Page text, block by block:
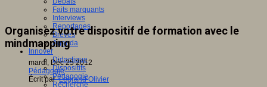
Faits marquants
Interviews
Reportages
Brèves
Agenda
Innover
Didactique
Dispositifs
Pédagogie
Recherche
Organisez votre dispositif de formation avec le
mindmapping
mardi, Déc 25 2012
Pédagogie
Écrit parLegrand Olivier